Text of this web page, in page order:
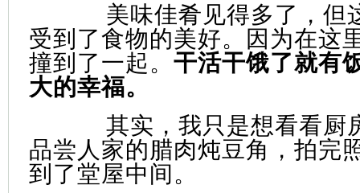
美味佳肴见得多了，但
受到了食物的美好。因为在这
撞到了一起。 干活干饿了就有
大的幸福。
其实，我只是想看看厨
品尝人家的腊肉炖豆角，拍完
到了堂屋中间。